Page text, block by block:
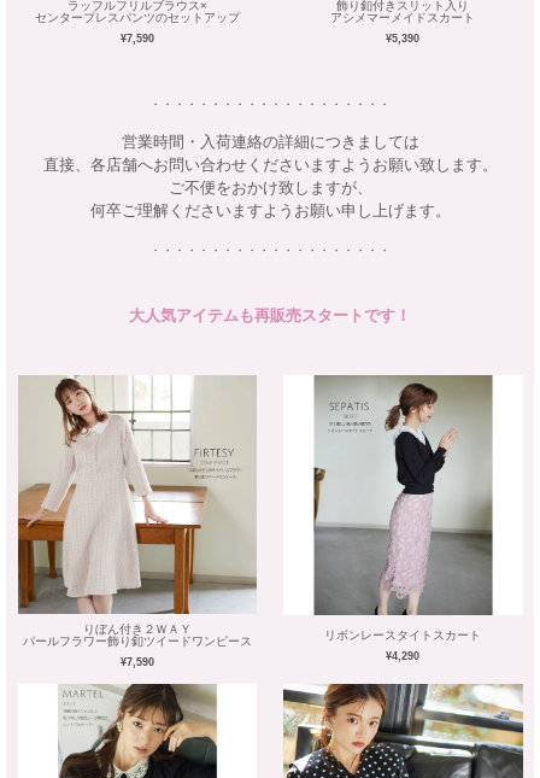
ラッフルフリルブラウス×
センタープレスパンツのセットアップ
¥7,590
飾り釦付きスリット入り
アシメマーメイドスカート
¥5,390
・・・・・・・・・・・・・・・・・・・・
営業時間・入荷連絡の詳細につきましては
直接、各店舗へお問い合わせくださいますようお願い致します。
ご不便をおかけ致しますが、
何卒ご理解くださいますようお願い申し上げます。
・・・・・・・・・・・・・・・・・・・・
大人気アイテムも再販売スタートです！
りぼん付き２ＷＡＹ
パールフラワー飾り釦ツイードワンピース
¥7,590
リボンレースタイトスカート
¥4,290